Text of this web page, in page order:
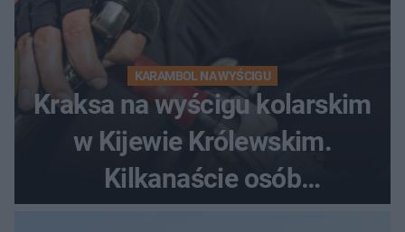
KARAMBOL NA WYŚCIGU
Kraksa na wyścigu kolarskim
w Kijewie Królewskim.
Kilkanaście osób